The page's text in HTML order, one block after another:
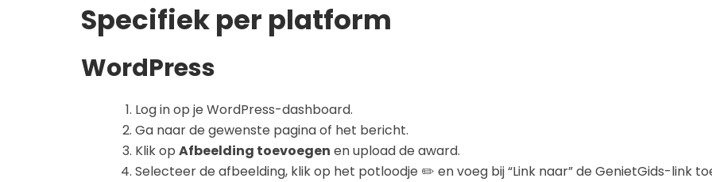
Specifiek per platform
WordPress
Log in op je WordPress-dashboard.
Ga naar de gewenste pagina of het bericht.
Klik op Afbeelding toevoegen en upload de award.
Selecteer de afbeelding, klik op het potloodje ✏️ en voeg bij “Link naar” de GenietGids-link